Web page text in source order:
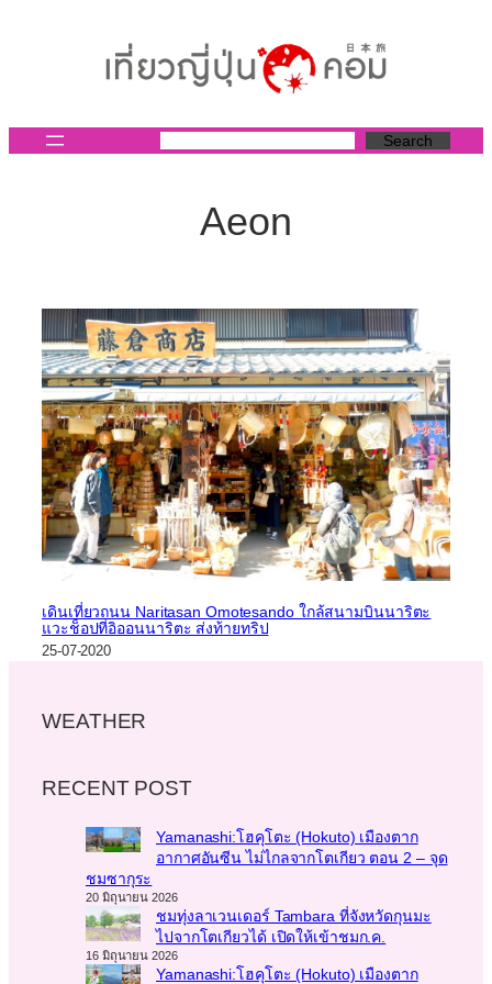
Search
Aeon
เดินเที่ยวถนน Naritasan Omotesando ใกล้สนามบินนาริตะ
แวะช็อปที่อิออนนาริตะ ส่งท้ายทริป
25-07-2020
WEATHER
RECENT POST
Yamanashi:โฮคุโตะ (Hokuto) เมืองตาก
อากาศอันซีน ไม่ไกลจากโตเกียว ตอน 2 – จุด
ชมซากุระ
20 มิถุนายน 2026
ชมทุ่งลาเวนเดอร์ Tambara ที่จังหวัดกุนมะ
ไปจากโตเกียวได้ เปิดให้เข้าชมก.ค.
16 มิถุนายน 2026
Yamanashi:โฮคุโตะ (Hokuto) เมืองตาก